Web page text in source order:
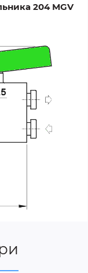
204 MGV